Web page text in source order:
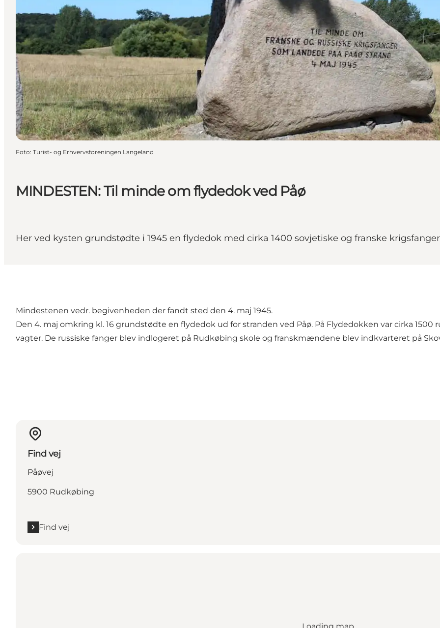
MINDESTEN: Til minde om flydedok ved Påø
Her ved kysten grundstødte i 1945 en flydedok med cirka 1400 sovjetiske og franske
Foto: Turist- og Erhvervsforeningen Langeland
Mindestenen vedr. begivenheden der fandt sted den 4. maj 1945.
Den 4. maj omkring kl. 16 grundstødte en flydedok ud for stranden ved Påø. På Flydedokken var cirka 1500
vagter. De russiske fanger blev indlogeret på Rudkøbing skole og franskmændene blev indkvarteret på
Find vej
Påøvej
5900 Rudkøbing
Find vej